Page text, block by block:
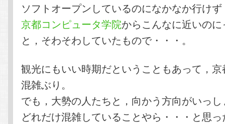
ソフトオープンしているのになかなか行けず
京都コンピュータ学院からこんなに近いの
と，そわそわしていたもので・・・。
観光にもいい時期だということもあって，
混雑ぶり。
でも，大勢の人たちと，向かう方向がいっ
どれだけ混雑していることやら・・・と思